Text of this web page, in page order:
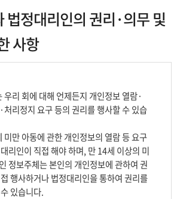
법정대리인의 권리·의무 및
사항
우리 회에 대해 언제든지 개인정보 열람·
처리정지 요구 등의 권리를 행사할 수 있습
미만 아동에 관한 개인정보의 열람 등 요구
리인이 직접 해야 하며, 만 14세 이상의 미
정보주체는 본인의 개인정보에 관하여 권
행사하거나 법정대리인을 통하여 권리를
있습니다.